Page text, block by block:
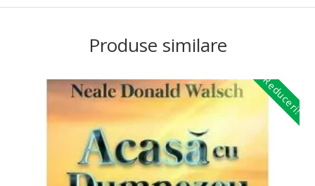
Produse similare
Reduceri!